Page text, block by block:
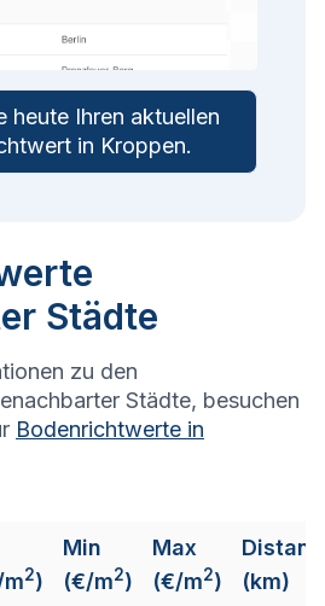
heute Ihren aktuellen
in Kroppen.
Städte
zu den
Städte, besuchen
Bodenrichtwerte in
2)
Min
(€/m2)
Max
(€/m2)
Distanz
(km)